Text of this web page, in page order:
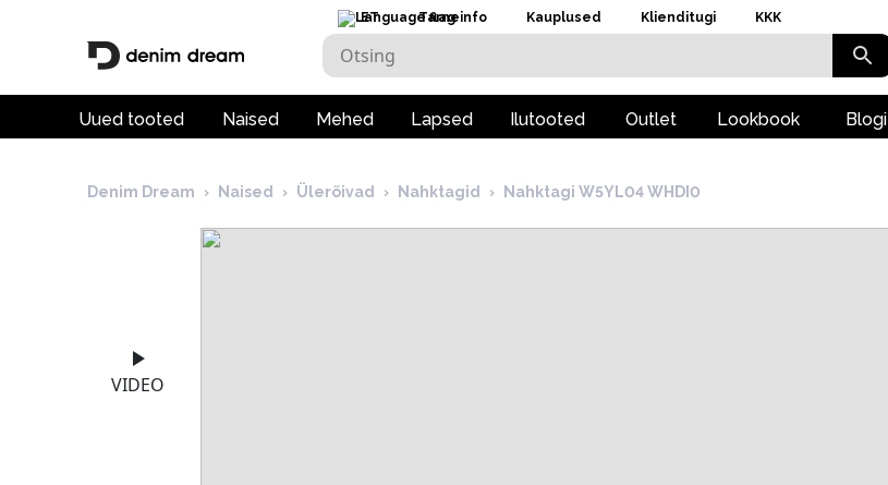
ET Tarneinfo Kauplused Klienditugi KKK
Uued tooted Naised Mehed Lapsed Ilutooted Outlet Lookbook Blogi
Denim Dream › Naised › Ülerõivad › Nahktagid › Nahktagi W5YL04 WHDI0
VIDEO